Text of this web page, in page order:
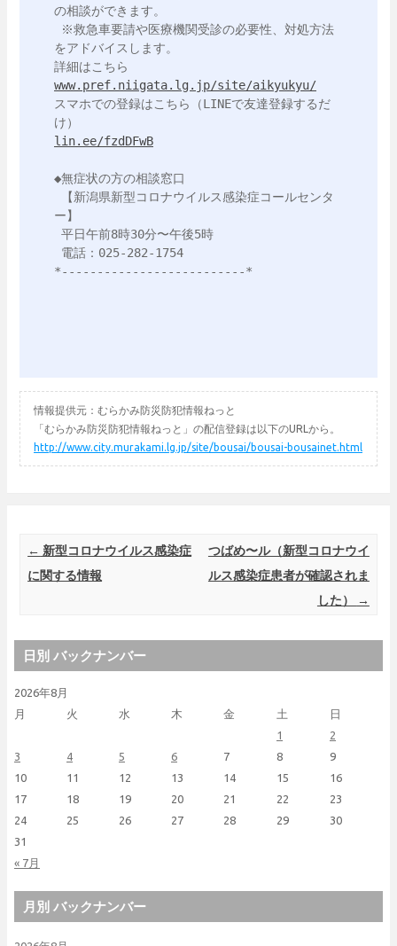
の相談ができます。
をアドバイスします。
www.pref.niigata.lg.jp/site/aikyukyu/
スマホでの登録はこちら（LINEで友達登録するだ
lin.ee/fzdDFwB
◆無症状の方の相談窓口
ー】
*--------------------------*
情報提供元：むらかみ防災防犯情報ねっと
「むらかみ防災防犯情報ねっと」の配信登録は以下のURLから。
http://www.city.murakami.lg.jp/site/bousai/bousai-bousainet.html
Post navigation
← 新型コロナウイルス感染症
に関する情報
つばめ〜ル（新型コロナウイ
ルス感染症患者が確認されま
した）
→
日別 バックナンバー
2026年8月
月
火 水 木 金 土 日
« 7月
1
2
3
4 5 6 7 8
9
10
11 12 13 14 15
16
17
18 19 20 21 22
23
24
25 26 27 28 29
30
31
月別 バックナンバー